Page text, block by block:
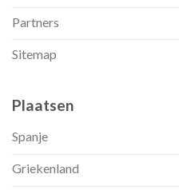
Partners
Sitemap
Plaatsen
Spanje
Griekenland